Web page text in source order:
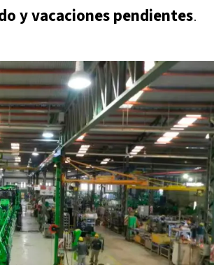
y vacaciones pendientes.